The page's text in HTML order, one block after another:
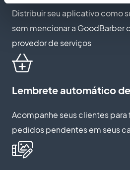
Distribuir seu aplicativo como
sem mencionar a GoodBarber
provedor de serviços
Lembrete automático
Acompanhe seus clientes para
pedidos pendentes em seus